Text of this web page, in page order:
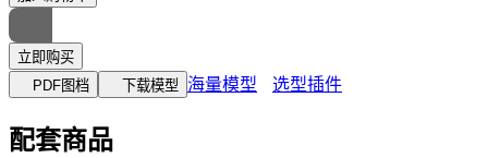
立即购买
PDF图档
下载模型 海量模型 选型插件
配套商品